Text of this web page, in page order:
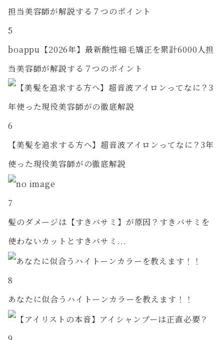
5
boappu【2026年】最新酸性縮毛矯正を累計6000人担
当美容師が解説する７つのポイント
6
【美髪を追求する方へ】超音波アイロンってなに？3年
使った現役美容師がの徹底解説
7
髪のダメージは【すきバサミ】が原因？すきバサミを
使わないカットとすきバサミ...
8
あなたに似合うハイトーンカラーを教えます！！